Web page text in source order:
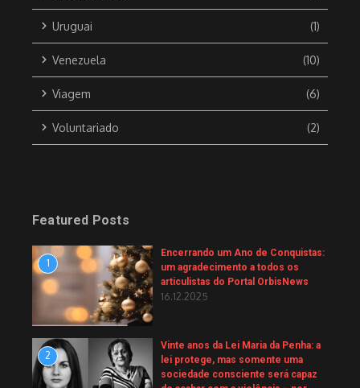
Uruguai (1)
Venezuela (10)
Viagem (6)
Voluntariado (2)
Featured Posts
1
Encerrando um Ano de Conquistas:
um agradecimento a todos os
articulistas do Portal OrbisNews
16.12.2025
2
Vinte anos da Lei Maria da Penha: a
lei protege, mas somente uma
sociedade consciente será capaz